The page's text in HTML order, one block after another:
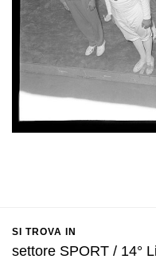
SI TROVA IN
settore SPORT / 14°